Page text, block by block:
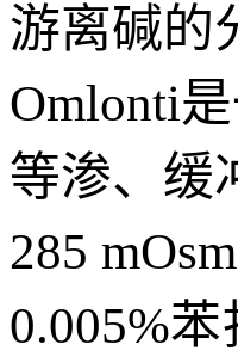
游离碱的
Omlonti
等渗、缓
285
0.005%